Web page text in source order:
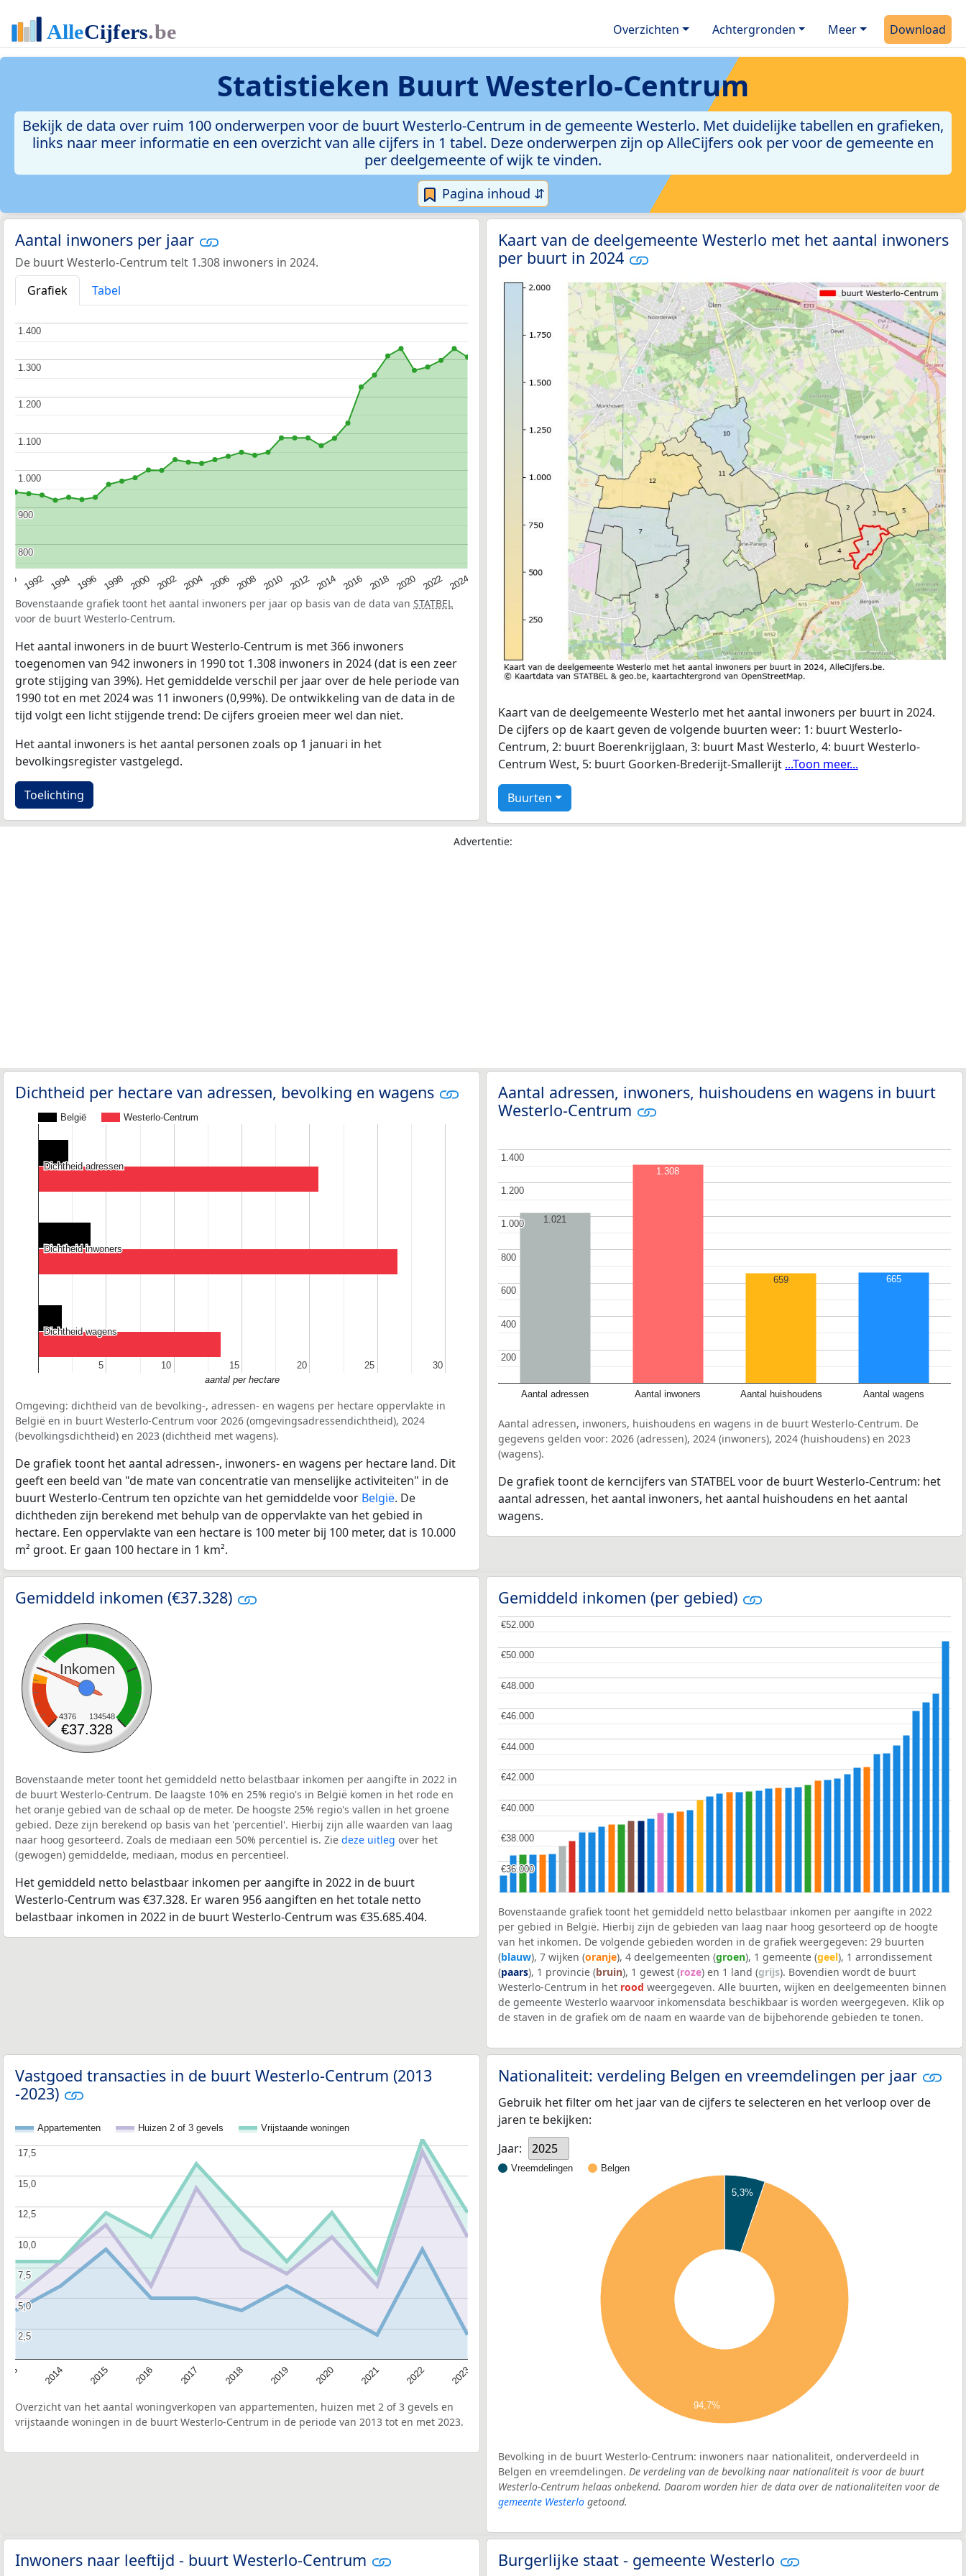
Overzichten Achtergronden Meer Download
Statistieken Buurt Westerlo-Centrum
Bekijk de data over ruim 100 onderwerpen voor de buurt Westerlo-Centrum in de gemeente Westerlo. Met duidelijke tabellen en grafieken,
links naar meer informatie en een overzicht van alle cijfers in 1 tabel. Deze onderwerpen zijn op AlleCijfers ook per voor de gemeente en
per deelgemeente of wijk te vinden.
Pagina inhoud ⇵
Aantal inwoners per jaar
De buurt Westerlo-Centrum telt 1.308 inwoners in 2024.
Grafiek
Tabel
1992 1994 1996 1998 2000 2002 2004 2006 2008 2010 2012 2014 2016 2018 2020 2022 2024
800
800
900
900
1.000
1.000
1.100
1.100
1.200
1.200
1.300
1.300
1.400
1.400
Bovenstaande grafiek toont het aantal inwoners per jaar op basis van de data van STATBEL
voor de buurt Westerlo-Centrum.
Het aantal inwoners in de buurt Westerlo-Centrum is met 366 inwoners
toegenomen van 942 inwoners in 1990 tot 1.308 inwoners in 2024 (dat is een zeer
grote stijging van 39%). Het gemiddelde verschil per jaar over de hele periode van
1990 tot en met 2024 was 11 inwoners (0,99%). De ontwikkeling van de data in de
tijd volgt een licht stijgende trend: De cijfers groeien meer wel dan niet.
Het aantal inwoners is het aantal personen zoals op 1 januari in het
bevolkingsregister vastgelegd.
Toelichting
Kaart van de deelgemeente Westerlo met het aantal inwoners
per buurt in 2024
Kaart van de deelgemeente Westerlo met het aantal inwoners per buurt in 2024.
De cijfers op de kaart geven de volgende buurten weer: 1: buurt Westerlo-
Centrum, 2: buurt Boerenkrijglaan, 3: buurt Mast Westerlo, 4: buurt Westerlo-
Centrum West, 5: buurt Goorken-Brederijt-Smallerijt ...Toon meer...
Buurten
Advertentie:
Dichtheid per hectare van adressen, bevolking en wagens
België Westerlo-Centrum
5
5 10
10 15
15 20
20 25
25 30
30
Dichtheid adressen
Dichtheid adressen
Dichtheid inwoners
Dichtheid inwoners
Dichtheid wagens
Dichtheid wagens
aantal per hectare
Omgeving: dichtheid van de bevolking-, adressen- en wagens per hectare oppervlakte in
België en in buurt Westerlo-Centrum voor 2026 (omgevingsadressendichtheid), 2024
(bevolkingsdichtheid) en 2023 (dichtheid met wagens).
De grafiek toont het aantal adressen-, inwoners- en wagens per hectare land. Dit
geeft een beeld van "de mate van concentratie van menselijke activiteiten" in de
buurt Westerlo-Centrum ten opzichte van het gemiddelde voor België. De
dichtheden zijn berekend met behulp van de oppervlakte van het gebied in
hectare. Een oppervlakte van een hectare is 100 meter bij 100 meter, dat is 10.000
m² groot. Er gaan 100 hectare in 1 km².
Aantal adressen, inwoners, huishoudens en wagens in buurt
Westerlo-Centrum
Aantal adressen Aantal inwoners Aantal huishoudens Aantal wagens
200
200
400
400
600
600
800
800
1.000
1.000
1.200
1.200
1.400
1.400
1.021
1.308
659 665
Aantal adressen, inwoners, huishoudens en wagens in de buurt Westerlo-Centrum. De
gegevens gelden voor: 2026 (adressen), 2024 (inwoners), 2024 (huishoudens) en 2023
(wagens).
De grafiek toont de kerncijfers van STATBEL voor de buurt Westerlo-Centrum: het
aantal adressen, het aantal inwoners, het aantal huishoudens en het aantal
wagens.
Gemiddeld inkomen (€37.328)
Inkomen
4376 134548
€37.328
Bovenstaande meter toont het gemiddeld netto belastbaar inkomen per aangifte in 2022 in
de buurt Westerlo-Centrum. De laagste 10% en 25% regio's in België komen in het rode en
het oranje gebied van de schaal op de meter. De hoogste 25% regio's vallen in het groene
gebied. Deze zijn berekend op basis van het 'percentiel'. Hierbij zijn alle waarden van laag
naar hoog gesorteerd. Zoals de mediaan een 50% percentiel is. Zie deze uitleg over het
(gewogen) gemiddelde, mediaan, modus en percentieel.
Het gemiddeld netto belastbaar inkomen per aangifte in 2022 in de buurt
Westerlo-Centrum was €37.328. Er waren 956 aangiften en het totale netto
belastbaar inkomen in 2022 in de buurt Westerlo-Centrum was €35.685.404.
Gemiddeld inkomen (per gebied)
€36.000
€36.000
€38.000
€38.000
€40.000
€40.000
€42.000
€42.000
€44.000
€44.000
€46.000
€46.000
€48.000
€48.000
€50.000
€50.000
€52.000
€52.000
Bovenstaande grafiek toont het gemiddeld netto belastbaar inkomen per aangifte in 2022
per gebied in België. Hierbij zijn de gebieden van laag naar hoog gesorteerd op de hoogte
van het inkomen. De volgende gebieden worden in de grafiek weergegeven: 29 buurten
(blauw), 7 wijken (oranje), 4 deelgemeenten (groen), 1 gemeente (geel), 1 arrondissement
(paars), 1 provincie (bruin), 1 gewest (roze) en 1 land (grijs). Bovendien wordt de buurt
Westerlo-Centrum in het rood weergegeven. Alle buurten, wijken en deelgemeenten binnen
de gemeente Westerlo waarvoor inkomensdata beschikbaar is worden weergegeven. Klik op
de staven in de grafiek om de naam en waarde van de bijbehorende gebieden te tonen.
Vastgoed transacties in de buurt Westerlo-Centrum (2013
-2023)
Appartementen Huizen 2 of 3 gevels Vrijstaande woningen
2014 2015 2016 2017 2018 2019 2020 2021 2022 2023
2,5
2,5
5,0
5,0
7,5
7,5
10,0
10,0
12,5
12,5
15,0
15,0
17,5
17,5
Overzicht van het aantal woningverkopen van appartementen, huizen met 2 of 3 gevels en
vrijstaande woningen in de buurt Westerlo-Centrum in de periode van 2013 tot en met 2023.
Nationaliteit: verdeling Belgen en vreemdelingen per jaar
Gebruik het filter om het jaar van de cijfers te selecteren en het verloop over de
jaren te bekijken:
Jaar:
2025
Vreemdelingen Belgen
5,3%
94,7%
Bevolking in de buurt Westerlo-Centrum: inwoners naar nationaliteit, onderverdeeld in
Belgen en vreemdelingen. De verdeling van de bevolking naar nationaliteit is voor de buurt
Westerlo-Centrum helaas onbekend. Daarom worden hier de data over de nationaliteiten voor de
gemeente Westerlo getoond.
Inwoners naar leeftijd - buurt Westerlo-Centrum Burgerlijke staat - gemeente Westerlo